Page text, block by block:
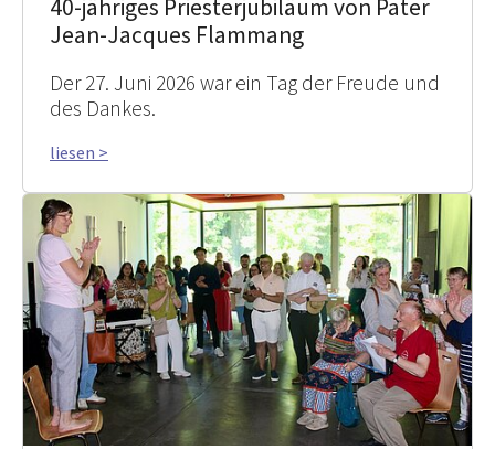
40-jähriges Priesterjubiläum von Pater
Jean-Jacques Flammang
Der 27. Juni 2026 war ein Tag der Freude und
des Dankes.
liesen >